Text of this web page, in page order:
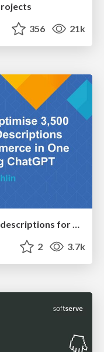
356 21k
How to optimise 3,500 product descriptions for ecommerce in one day using ChatGPT
2 3.7k